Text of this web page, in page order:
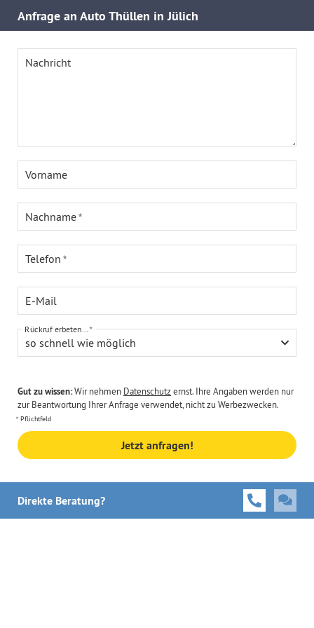
Anfrage an Auto Thüllen in Jülich
Nachricht
Vorname
Nachname
Telefon
E-Mail
so schnell wie möglich
Rückruf erbeten...
Gut zu wissen:Wir nehmen Datenschutzernst. Ihre Angaben werden nur
zur Beantwortung Ihrer Anfrage verwendet, nicht zu Werbezwecken.
Pflichtfeld
Jetzt anfragen!
Direkte Beratung?